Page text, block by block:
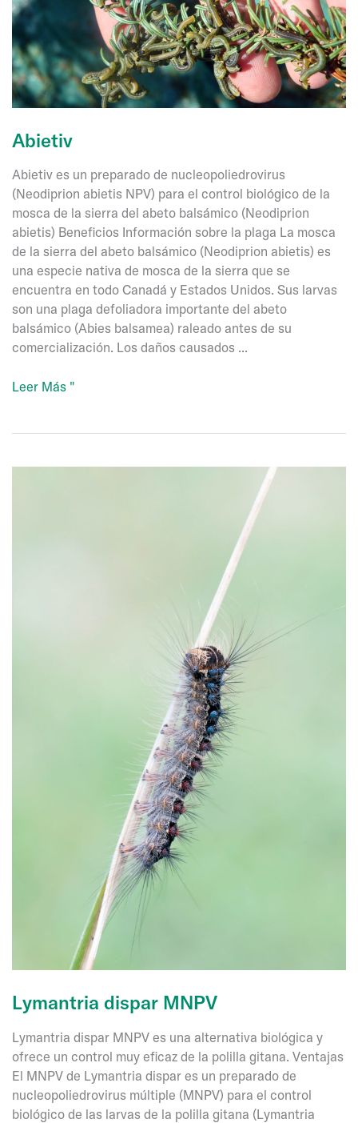
Abietiv
Abietiv es un preparado de nucleopoliedrovirus
(Neodiprion abietis NPV) para el control biológico de la
mosca de la sierra del abeto balsámico (Neodiprion
abietis) Beneficios Información sobre la plaga La mosca
de la sierra del abeto balsámico (Neodiprion abietis) es
una especie nativa de mosca de la sierra que se
encuentra en todo Canadá y Estados Unidos. Sus larvas
son una plaga defoliadora importante del abeto
balsámico (Abies balsamea) raleado antes de su
comercialización. Los daños causados ...
Abietiv
Leer Más "
Lymantria dispar MNPV
Lymantria dispar MNPV es una alternativa biológica y
ofrece un control muy eficaz de la polilla gitana. Ventajas
El MNPV de Lymantria dispar es un preparado de
nucleopoliedrovirus múltiple (MNPV) para el control
biológico de las larvas de la polilla gitana (Lymantria